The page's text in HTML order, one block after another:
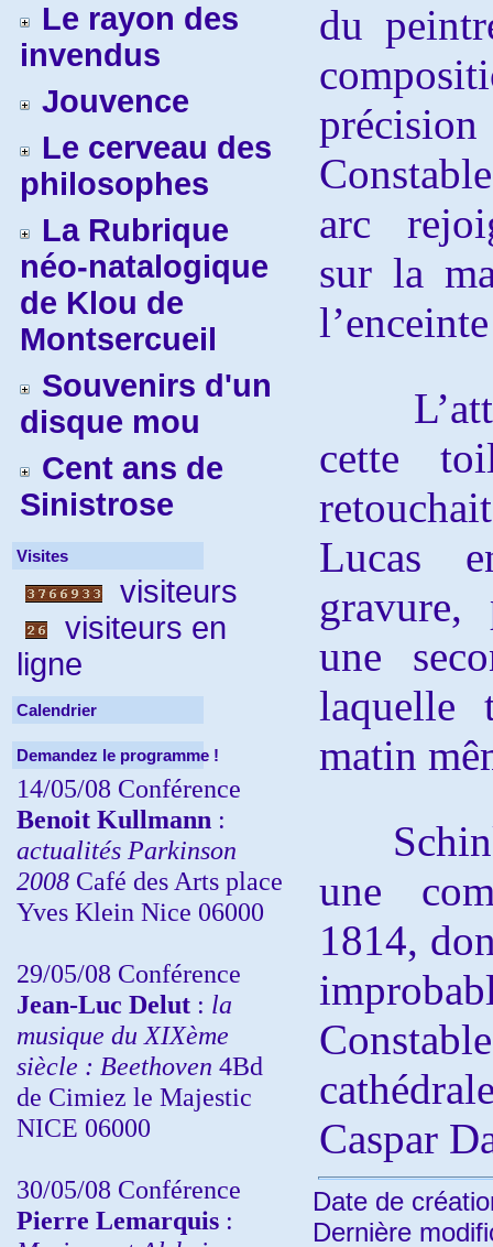
Le rayon des
invendus
Jouvence
Le cerveau des
philosophes
La Rubrique
néo-natalogique
de Klou de
Montsercueil
Souvenirs d'un
disque mou
Cent ans de
Sinistrose
Visites
visiteurs
visiteurs en
ligne
Calendrier
Demandez le programme !
14/05/08 Conférence
Benoit Kullmann :
actualités Parkinson
2008 Café des Arts place
Yves Klein Nice 06000
29/05/08 Conférence
Jean-Luc Delut : la
musique du XIXème
siècle : Beethoven 4Bd
de Cimiez le Majestic
NICE 06000
30/05/08 Conférence
Pierre Lemarquis :
du
arc
sur la
cette
Lucas
une
laquelle
matin
une
1814,
Caspar
Date de
Dernière